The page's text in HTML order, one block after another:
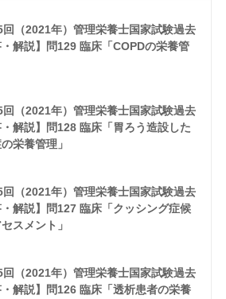
回（2021年）管理栄養士国家試験過去
・解説】問129 臨床「COPDの栄養管
回（2021年）管理栄養士国家試験過去
・解説】問128 臨床「胃ろう造設した
栄養管理」
回（2021年）管理栄養士国家試験過去
・解説】問127 臨床「クッシング症候
スメント」
回（2021年）管理栄養士国家試験過去
・解説】問126 臨床「透析患者の栄養